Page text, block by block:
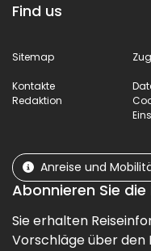
Find us
Sitemap
Kontakte
Redaktion
Anreise und
Abonnieren Sie
Sie erhalten
Vorschläge über den